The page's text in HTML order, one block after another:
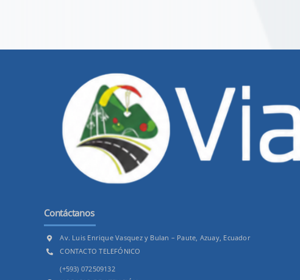
Contáctanos
Av. Luis Enrique Vasquez y Bulan – Paute, Azuay, Ecuador
CONTACTO TELEFÓNICO
(+593) 072509132